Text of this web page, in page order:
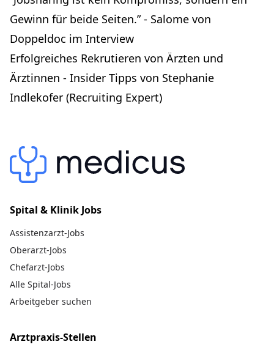
Gewinn für beide Seiten.” - Salome von
Doppeldoc im Interview
Erfolgreiches Rekrutieren von Ärzten und
Ärztinnen - Insider Tipps von Stephanie
Indlekofer (Recruiting Expert)
Spital & Klinik Jobs
Assistenzarzt-Jobs
Oberarzt-Jobs
Chefarzt-Jobs
Alle Spital-Jobs
Arbeitgeber suchen
Arztpraxis-Stellen